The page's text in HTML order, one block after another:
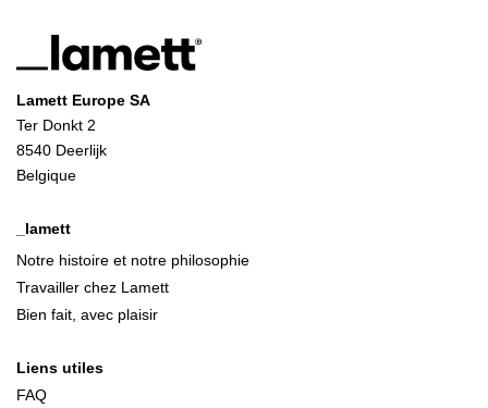
Lamett Europe SA
Ter Donkt 2
8540 Deerlijk
Belgique
_lamett
Notre histoire et notre philosophie
Travailler chez Lamett
Bien fait, avec plaisir
Liens utiles
FAQ